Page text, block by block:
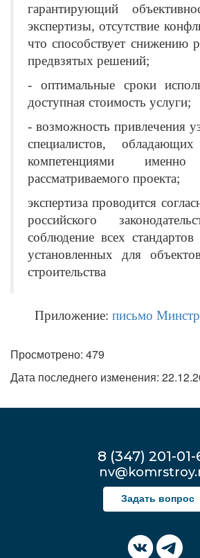
гарантирующий
экспертизы, отсутствие
что способствует снижению
предвзятых решений;
- оптимальные сроки
доступная стоимость услуги;
- возможность привлечения
специалистов,
компетенциями
рассматриваемого проекта;
экспертиза проводится
российского
соблюдение всех стандартов
установленных для
строительства
Приложение: письмо
Просмотрено: 479
Дата последнего изменения:
8 (347) 201-01-
Задать вопрос